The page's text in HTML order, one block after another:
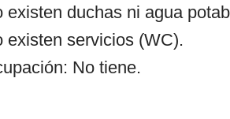
existen duchas ni agua
existen servicios (WC).
No tiene.